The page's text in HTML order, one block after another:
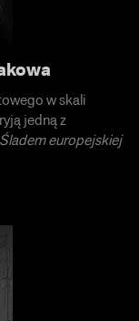
w skali
jedną z
Śladem europejskiej